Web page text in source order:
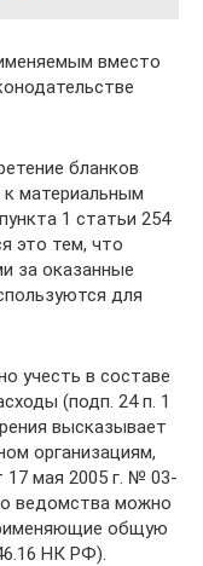
вместо
бланков
материальным
1 статьи 254
это тем, что
за оказанные
для
учесть в составе
(подп. 24 п. 1
высказывает
организациям,
мая 2005 г. № 03-
ведомства можно
общую
НК РФ).